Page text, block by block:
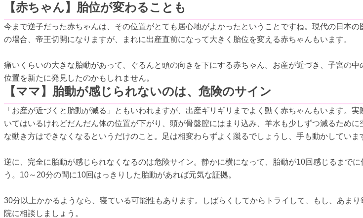
【赤ちゃん】胎位が変わることも
今まで逆子だった赤ちゃんは、その位置がとても居心地がよかったということですね。現代の日本
の場合、帝王切開になりますが、まれに出産直前になって大きく胎位を変える赤ちゃんもいます。
痛いくらいの大きな胎動があって、ぐるんと頭の向きを下にする赤ちゃん。お産が近づき、子宮の
位置を新たに発見したのかもしれません。
【ママ】胎動が感じられないのは、危険のサイン
「お産が近づくと胎動が減る」ともいわれますが、出産ギリギリまでよく動く赤ちゃんもいます。
いてはいるけれどだんだん体の位置が下がり、頭が骨盤腔にはまり込み、羊水も少しずつ減るために
な動き方はできなくなるというだけのこと。足は相変わらずよく蹴るでしょうし、手も動かしていま
逆に、完全に胎動が感じられなくなるのは危険サイン。静かに横になって、胎動が10回感じるまでに
う。10～20分の間に10回はっきりした胎動があれば元気な証拠。
30分以上かかるようなら、寝ている可能性もあります。しばらくしてからトライして、もし、あま
院に相談しましょう。